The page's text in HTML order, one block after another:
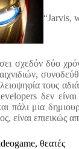
“Jarvis,
σχεδόν δύο
τους
δεν
πάλι μια
είναι επιεικώς
θεατές